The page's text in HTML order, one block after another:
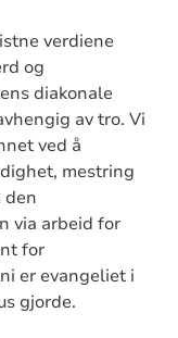
verdiene
og
diakonale
av tro. Vi
ved å
mestring
den
via arbeid for
for
er evangeliet i
gjorde.